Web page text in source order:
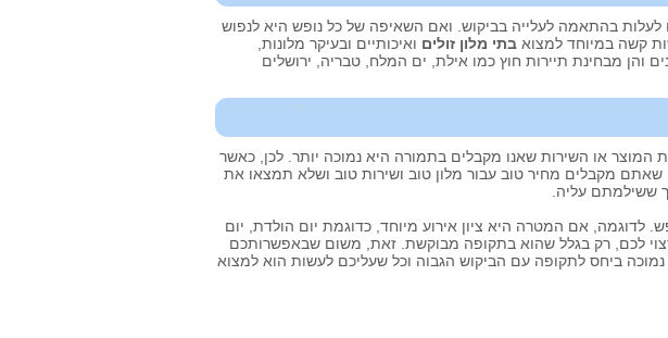
בהתאמה לעלייה בביקוש. ואם השאיפה של כל נופש היא לנפוש
קשה במיוחד למצוא בתי מלון זולים ואיכותיים ובעיקר מלונות,
והן מבחינת תיירות חוץ כמו אילת, ים המלח, טבריה, ירושלים
או השירות שאנו מקבלים בתמורה היא נמוכה יותר. לכן, כאשר
שאתם מקבלים מחיר טוב עבור מלון טוב ושירות טוב ושלא תמצאו את
ששילמתם עליה.
לדוגמה, אם המטרה היא ציון אירוע מיוחד, כדוגמת יום הולדת, יום
לכם, רק בגלל שהוא בתקופה מבוקשת. זאת, משום שבאפשרותכם
ביחס לתקופה עם הביקוש הגבוה וכל שעליכם לעשות הוא למצוא